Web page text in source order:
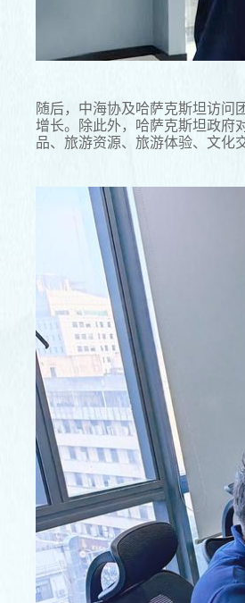
随后，中海协及哈萨克斯坦访问
增长。除此外，哈萨克斯坦政府
品、旅游资源、旅游体验、文化